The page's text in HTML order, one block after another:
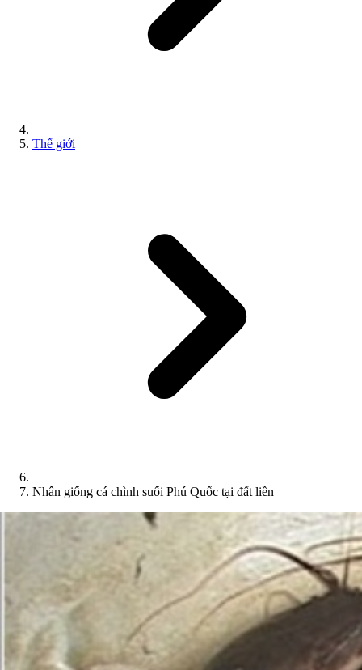
Thế giới
Nhân giống cá chình suối Phú Quốc tại đất liền